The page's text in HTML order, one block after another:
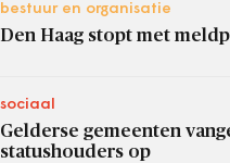
bestuur en organisatie
Den Haag stopt met
sociaal
Gelderse gemeenten
statushouders op